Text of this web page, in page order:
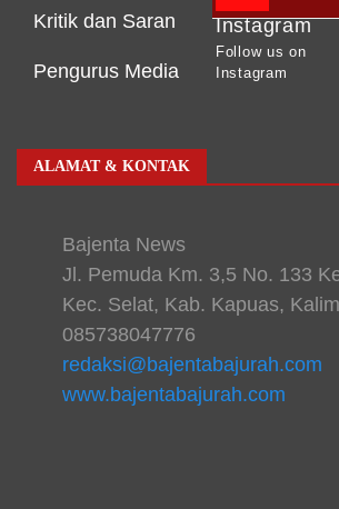
Kritik dan Saran
Pengurus Media
Instagram
Follow us on
Instagram
ALAMAT & KONTAK
Bajenta News
Jl. Pemuda Km. 3,5 No. 133
Kec. Selat, Kab. Kapuas,
085738047776
redaksi@bajentabajurah.com
www.bajentabajurah.com